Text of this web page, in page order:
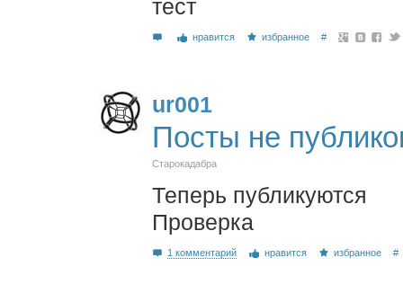
тест
нравится избранное #
ur001
Посты не
Старокадабра
Теперь публикуются
Проверка
1 комментарий нравится избранное #